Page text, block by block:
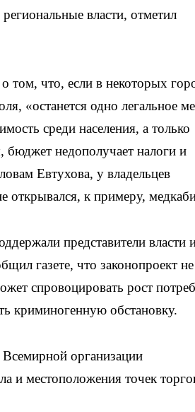
власти, отметил
том, что, если в некоторых
«останется одно легальное
среди населения, а только
бюджет недополучает налоги и
Евтухова, у владельцев
открывался, к примеру,
представители власти
газете, что законопроект не
спровоцировать рост
криминогенную обстановку.
Всемирной организации
и местоположения точек